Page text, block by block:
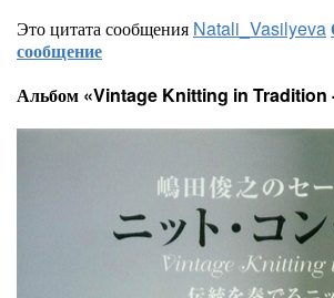
Это цитата сообщения Natali_Vasilyeva
сообщение
Альбом «Vintage Knitting in Tradition